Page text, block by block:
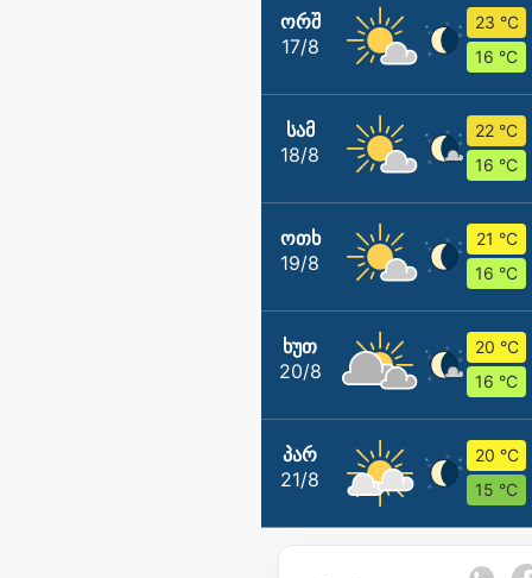
ᲝᲠᲨ
17/8
23 °C
16 °C
ᲡᲐᲛ
18/8
22 °C
16 °C
ᲝᲗᲮ
19/8
21 °C
16 °C
ᲮᲣᲗ
20/8
20 °C
16 °C
ᲞᲐᲠ
21/8
20 °C
15 °C